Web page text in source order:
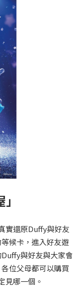
實還原Duffy與好友
候卡，進入好友遊
與好友與大家會
位父母都可以購買
見哪一個。